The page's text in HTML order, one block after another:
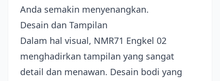
Anda semakin menyenangkan.
Desain dan Tampilan
Dalam hal visual, NMR71 Engkel 02
menghadirkan tampilan yang sangat
detail dan menawan. Desain bodi yang